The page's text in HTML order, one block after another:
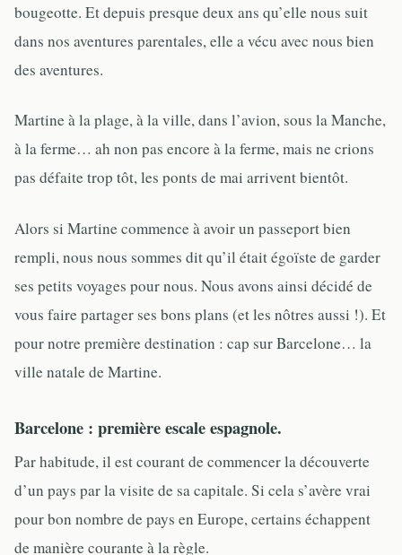
bougeotte. Et depuis presque deux ans qu’elle nous suit
dans nos aventures parentales, elle a vécu avec nous bien
des aventures.
Martine à la plage, à la ville, dans l’avion, sous la Manche,
à la ferme… ah non pas encore à la ferme, mais ne crions
pas défaite trop tôt, les ponts de mai arrivent bientôt.
Alors si Martine commence à avoir un passeport bien
rempli, nous nous sommes dit qu’il était égoïste de garder
ses petits voyages pour nous. Nous avons ainsi décidé de
vous faire partager ses bons plans (et les nôtres aussi !). Et
pour notre première destination : cap sur Barcelone… la
ville natale de Martine.
Barcelone : première escale espagnole.
Par habitude, il est courant de commencer la découverte
d’un pays par la visite de sa capitale. Si cela s’avère vrai
pour bon nombre de pays en Europe, certains échappent
de manière courante à la règle.